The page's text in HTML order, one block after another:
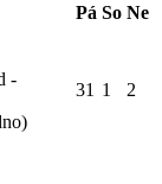
Pá So Ne
-
31 1 2